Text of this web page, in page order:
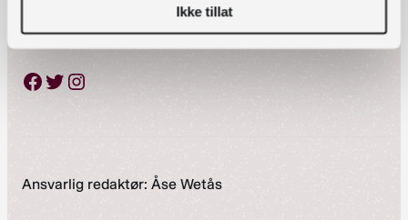
Ikke tillat
Sosiale medier
Facebook Twitter Instagram
Ansvarlig redaktør: Åse Wetås